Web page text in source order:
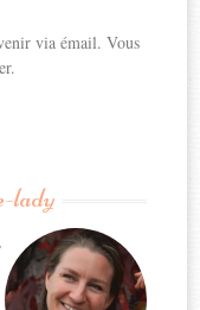
via émail. Vous
lady